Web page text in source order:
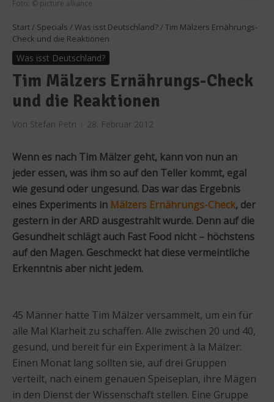
Foto: © picture alliance
Start / Specials / Was isst Deutschland? / Tim Mälzers Ernährungs-
Check und die Reaktionen
Was isst Deutschland?
Tim Mälzers Ernährungs-Check
und die Reaktionen
Von Stefan Petri 28. Februar 2012
Wenn es nach Tim Mälzer geht, kann von nun an
jeder essen, was ihm so auf den Teller kommt, egal
wie gesund oder ungesund. Das war das Ergebnis
eines Experiments in Mälzers Ernährungs-Check, der
gestern in der ARD ausgestrahlt wurde. Denn auf die
Gesundheit schlägt auch Fast Food nicht – höchstens
auf den Magen. Geschmeckt hat diese vermeintliche
Erkenntnis aber nicht jedem.
45 Männer hatte Tim Mälzer versammelt, um ein für
alle Mal Klarheit zu schaffen. Alle zwischen 20 und 40,
gesund, und bereit für ein Experiment à la Mälzer:
Einen Monat lang sollten sie, auf drei Gruppen
verteilt, nach einem genauen Speiseplan, ihre Mägen
in den Dienst der Wissenschaft stellen. Eine Gruppe